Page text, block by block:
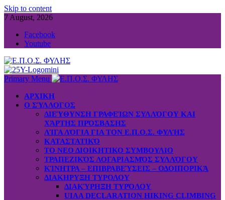
Skip to content
7 August, 2026
Facebook
Youtube
Primary Menu
ΑΡΧΙΚΗ
Ο ΣΎΛΛΟΓΟΣ
ΔΙΕΎΘΥΝΣΗ ΓΡΑΦΕΊΩΝ ΣΥΛΛΌΓΟΥ ΚΑΙ
ΧΆΡΤΗΣ ΠΡΌΣΒΑΣΗΣ
ΛΊΓΑ ΛΌΓΙΑ ΓΙΑ ΤΟΝ Ε.Π.Ο.Σ. ΦΥΛΉΣ
ΚΑΤΑΣΤΑΤΙΚΌ
ΤΟ ΝΕΟ ΔΙΟΙΚΗΤΙΚΟ ΣΥΜΒΟΥΛΙΟ
ΤΡΑΠΕΖΙΚΌΣ ΛΟΓΑΡΙΑΣΜΌΣ ΣΥΛΛΌΓΟΥ
ΚΊΝΗΤΡΑ – ΕΠΙΒΡΑΒΕΎΣΕΙΣ – ΟΔΟΙΠΟΡΙΚΆ
ΔΙΑΚΗΡΥΞΗ ΤΥΡΟΛΟΥ
ΔΙΑΚΎΡΗΞΗ ΤΥΡΌΛΟΥ
UIAA DECLARATION HIKING CLIMBING